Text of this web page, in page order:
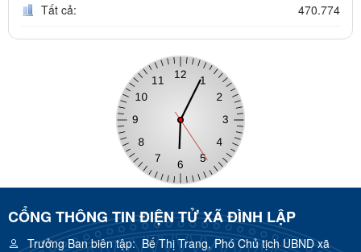
Tất cả: 470.774
CỔNG THÔNG TIN ĐIỆN TỬ XÃ ĐÌNH LẬP
Trưởng Ban biên tập:Bế Thị Trang, Phó Chủ tịch UBND xã